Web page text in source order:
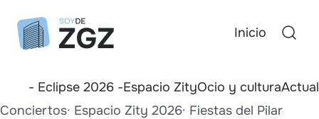
Inicio
- Eclipse 2026 -Espacio ZityOcio y cultura
Conciertos Espacio Zity 2026 Fiestas del Pilar